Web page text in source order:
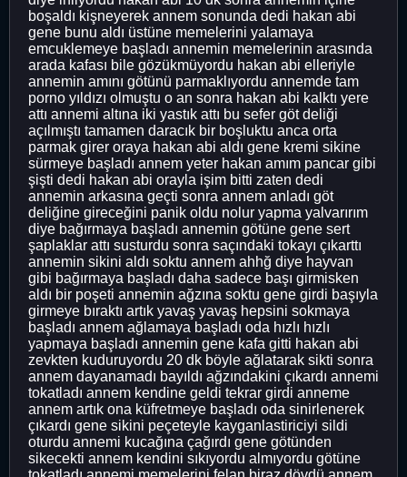
boşaldı kişneyerek annem sonunda dedi hakan abi
gene bunu aldı üstüne memelerini yalamaya
emcuklemeye başladı annemin memelerinin arasında
arada kafası bile gözükmüyordu hakan abi elleriyle
annemin amını götünü parmaklıyordu annemde tam
porno yıldızı olmuştu o an sonra hakan abi kalktı yere
attı annemi altına iki yastık attı bu sefer göt deliği
açılmıştı tamamen daracık bir boşluktu anca orta
parmak girer oraya hakan abi aldı gene kremi sikine
sürmeye başladı annem yeter hakan amım pancar gibi
şişti dedi hakan abi orayla işim bitti zaten dedi
annemin arkasına geçti sonra annem anladı göt
deliğine gireceğini panik oldu nolur yapma yalvarırım
diye bağırmaya başladı annemin götüne gene sert
şaplaklar attı susturdu sonra saçındaki tokayı çıkarttı
annemin sikini aldı soktu annem ahhğ diye hayvan
gibi bağırmaya başladı daha sadece başı girmisken
aldı bir poşeti annemin ağzına soktu gene girdi başıyla
girmeye bıraktı artık yavaş yavaş hepsini sokmaya
başladı annem ağlamaya başladı oda hızlı hızlı
yapmaya başladı annemin gene kafa gitti hakan abi
zevkten kuduruyordu 20 dk böyle ağlatarak sikti sonra
annem dayanamadı bayıldı ağzındakini çıkardı annemi
tokatladı annem kendine geldi tekrar girdi anneme
annem artık ona küfretmeye başladı oda sinirlenerek
çıkardı gene sikini peçeteyle kayganlastiriciyi sildi
oturdu annemi kucağına çağırdı gene götünden
sikecekti annem kendini sıkıyordu almıyordu götüne